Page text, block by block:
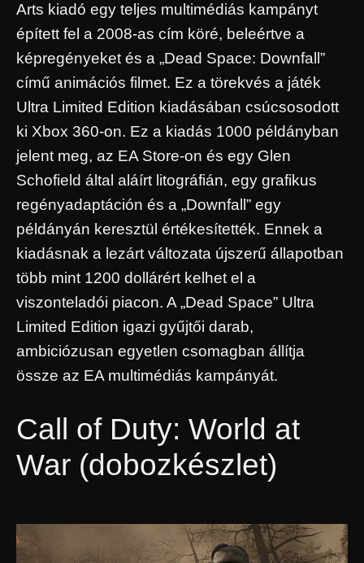
Arts kiadó egy teljes multimédiás kampányt
épített fel a 2008-as cím köré, beleértve a
képregényeket és a „Dead Space: Downfall”
című animációs filmet. Ez a törekvés a játék
Ultra Limited Edition kiadásában csúcsosodott
ki Xbox 360-on. Ez a kiadás 1000 példányban
jelent meg, az EA Store-on és egy Glen
Schofield által aláírt litográfián, egy grafikus
regényadaptáción és a „Downfall” egy
példányán keresztül értékesítették. Ennek a
kiadásnak a lezárt változata újszerű állapotban
több mint 1200 dollárért kelhet el a
viszonteladói piacon. A „Dead Space” Ultra
Limited Edition igazi gyűjtői darab,
ambiciózusan egyetlen csomagban állítja
össze az EA multimédiás kampányát.
Call of Duty: World at
War (dobozkészlet)